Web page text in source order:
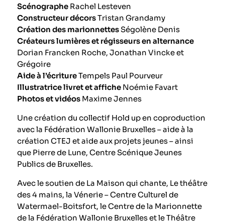
Scénographe Rachel Lesteven
Constructeur décorsTristan Grandamy
Création des marionnettesSégolène Denis
Créateurs lumières et régisseurs en alternance
Dorian Francken Roche, Jonathan Vincke et
Grégoire
Aide à l’écritureTempels Paul Pourveur
Illustratrice livret et afficheNoémie Favart
Photos et vidéosMaxime Jennes
Une création du collectif Hold upen coproduction
avec la Fédération Wallonie Bruxelles – aide à la
création CTEJ et aide aux projets jeunes – ainsi
que Pierre de Lune, Centre Scénique Jeunes
Publics de Bruxelles.
Avec le soutien de La Maison qui chante, Le théâtre
des 4 mains, la Vénerie – Centre Culturel de
Watermael-Boitsfort, le Centre de la Marionnette
de la Fédération Wallonie Bruxelles et le Théâtre